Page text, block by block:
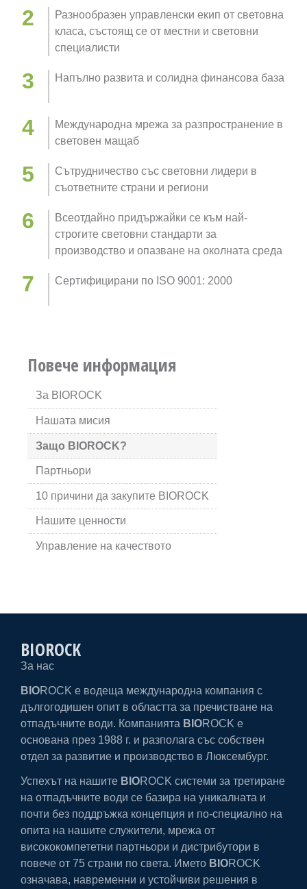
Разнообразен управленски екип от световна
класа, състоящ се от местни и световни
специалисти
Напълно развита и солидна финансова база
Международна мрежа за разпространение в
световен мащаб
Сътрудничество със световни лидери в
съответните страни и региони
Всеотдайно придържайки се към най-
строгите световни стандарти за
производство и опазване на околната среда
Сертифицирани по ISO 9001: 2000
Повече информация
За BIOROCK
Нашата мисия
Защо BIOROCK?
Партньори
10 причини да закупите BIOROCK
Нашите ценности
Управление на качеството
BIOROCK
За нас
BIOROCK е водеща международна компания с
дългогодишен опит в областта за пречистване на
отпадъчните води. Компанията BIOROCK е
основана през 1988 г. и разполага със собствен
отдел за развитие и производство в Люксембург.
Успехът на нашите BIOROCK системи за третиране
на отпадъчните води се базира на уникалната и
почти без поддръжка концепция и по-специално на
опита на нашите служители, мрежа от
висококомпететни партньори и дистрибутори в
повече от 75 страни по света. Името BIOROCK
означава, навременни и устойчиви решения в